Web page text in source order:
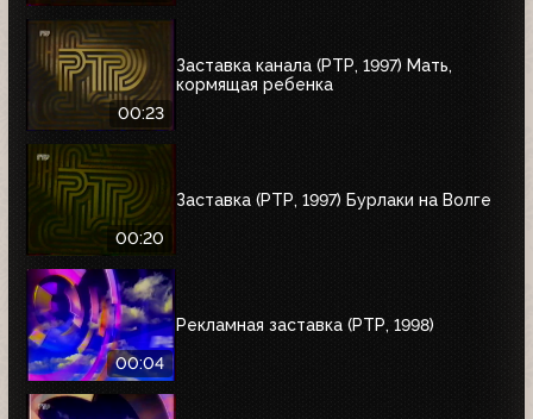
00:23
Заставка канала (РТР, 1997) Мать,
кормящая ребенка
00:20
Заставка (РТР, 1997) Бурлаки на Волге
00:04
Рекламная заставка (РТР, 1998)